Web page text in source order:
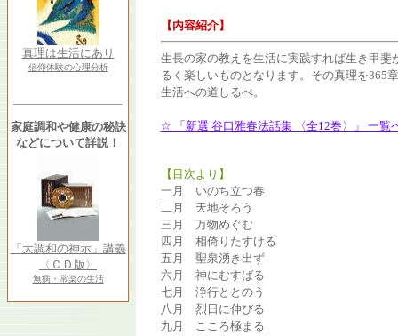
真理は生活にあり
信仰体験の心理分析
家庭調和や健康の秘訣
などについて詳説！
「大調和の神示」講義
〈ＣＤ版〉
無病・常楽の生活
【内容紹介】
生長の家の教えを生活に実践すれば生き甲
るく楽しいものとなります。その真理を365
生活への道しるべ。
☆ 「新選 谷口雅春法話集 〈全12巻〉」 一覧
【目次より】
一月 いのち立つ春
二月 天地そろう
三月 万物めぐむ
四月 相倚りたすける
五月 聖泉湧き出ず
六月 神にむすばる
七月 浄行ととのう
八月 烈日に伸びる
九月 こころ極まる